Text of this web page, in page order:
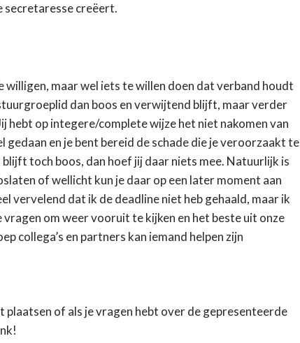
secretaresse creëert.
willigen, maar wel iets te willen doen dat verband houdt
dan boos en verwijtend blijft, maar verder
hebt op integere/complete wijze het niet nakomen van
en je bent bereid de schade die je veroorzaakt te
toch boos, dan hoef jij daar niets mee. Natuurlijk is
of wellicht kun je daar op een later moment aan
vervelend dat ik de deadline niet heb gehaald, maar ik
om weer vooruit te kijken en het beste uit onze
collega’s en partners kan iemand helpen zijn
of als je vragen hebt over de gepresenteerde